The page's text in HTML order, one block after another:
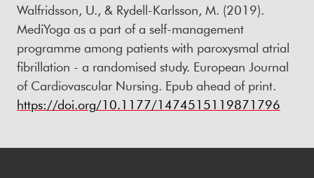
Walfridsson, U., & Rydell-Karlsson, M. (2019).
MediYoga as a part of a self-management
programme among patients with paroxysmal atrial
fibrillation - a randomised study. European Journal
of Cardiovascular Nursing. Epub ahead of print.
https://doi.org/10.1177/1474515119871796